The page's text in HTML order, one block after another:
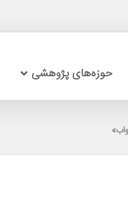
حوزه‌های پژوهشی